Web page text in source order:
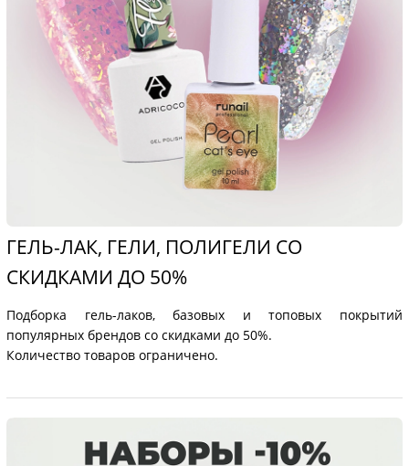
ГЕЛЬ-ЛАК, ГЕЛИ, ПОЛИГЕЛИ СО
СКИДКАМИ ДО 50%
Подборка гель-лаков, базовых и топовых покрытий
популярных брендов со скидками до 50%.
Количество товаров ограничено.